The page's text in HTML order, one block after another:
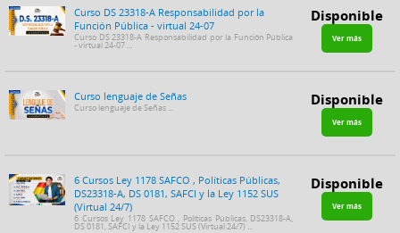
Curso DS 23318-A Responsabilidad por la
Función Pública - virtual 24-07
Curso DS 23318-A Responsabilidad por la Función Pública
- virtual 24-07 ...
Disponible
Ver más
Curso lenguaje de Señas
Curso lenguaje de Señas ... Disponible
Ver más
6 Cursos Ley 1178 SAFCO , Políticas Públicas,
DS23318-A, DS 0181, SAFCI y la Ley 1152 SUS
(Virtual 24/7)
6 Cursos Ley 1178 SAFCO , Políticas Públicas, DS23318-A,
DS 0181, SAFCI y la Ley 1152 SUS (Virtual 24/7) ...
Disponible
Ver más